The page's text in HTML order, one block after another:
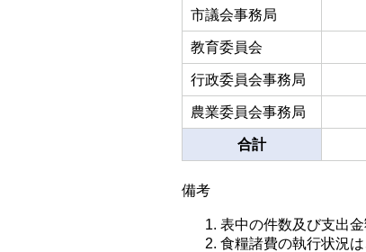
市議会事務局
教育委員会
行政委員会事務局
農業委員会事務局
合計
備考
表中の件数及び支出
食糧諸費の執行状況